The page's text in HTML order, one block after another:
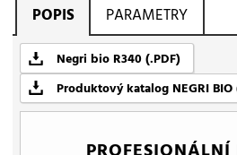
POPIS PARAMETRY
Negri bio R340 (.PDF)
Produktový katalog NEGRI BIO